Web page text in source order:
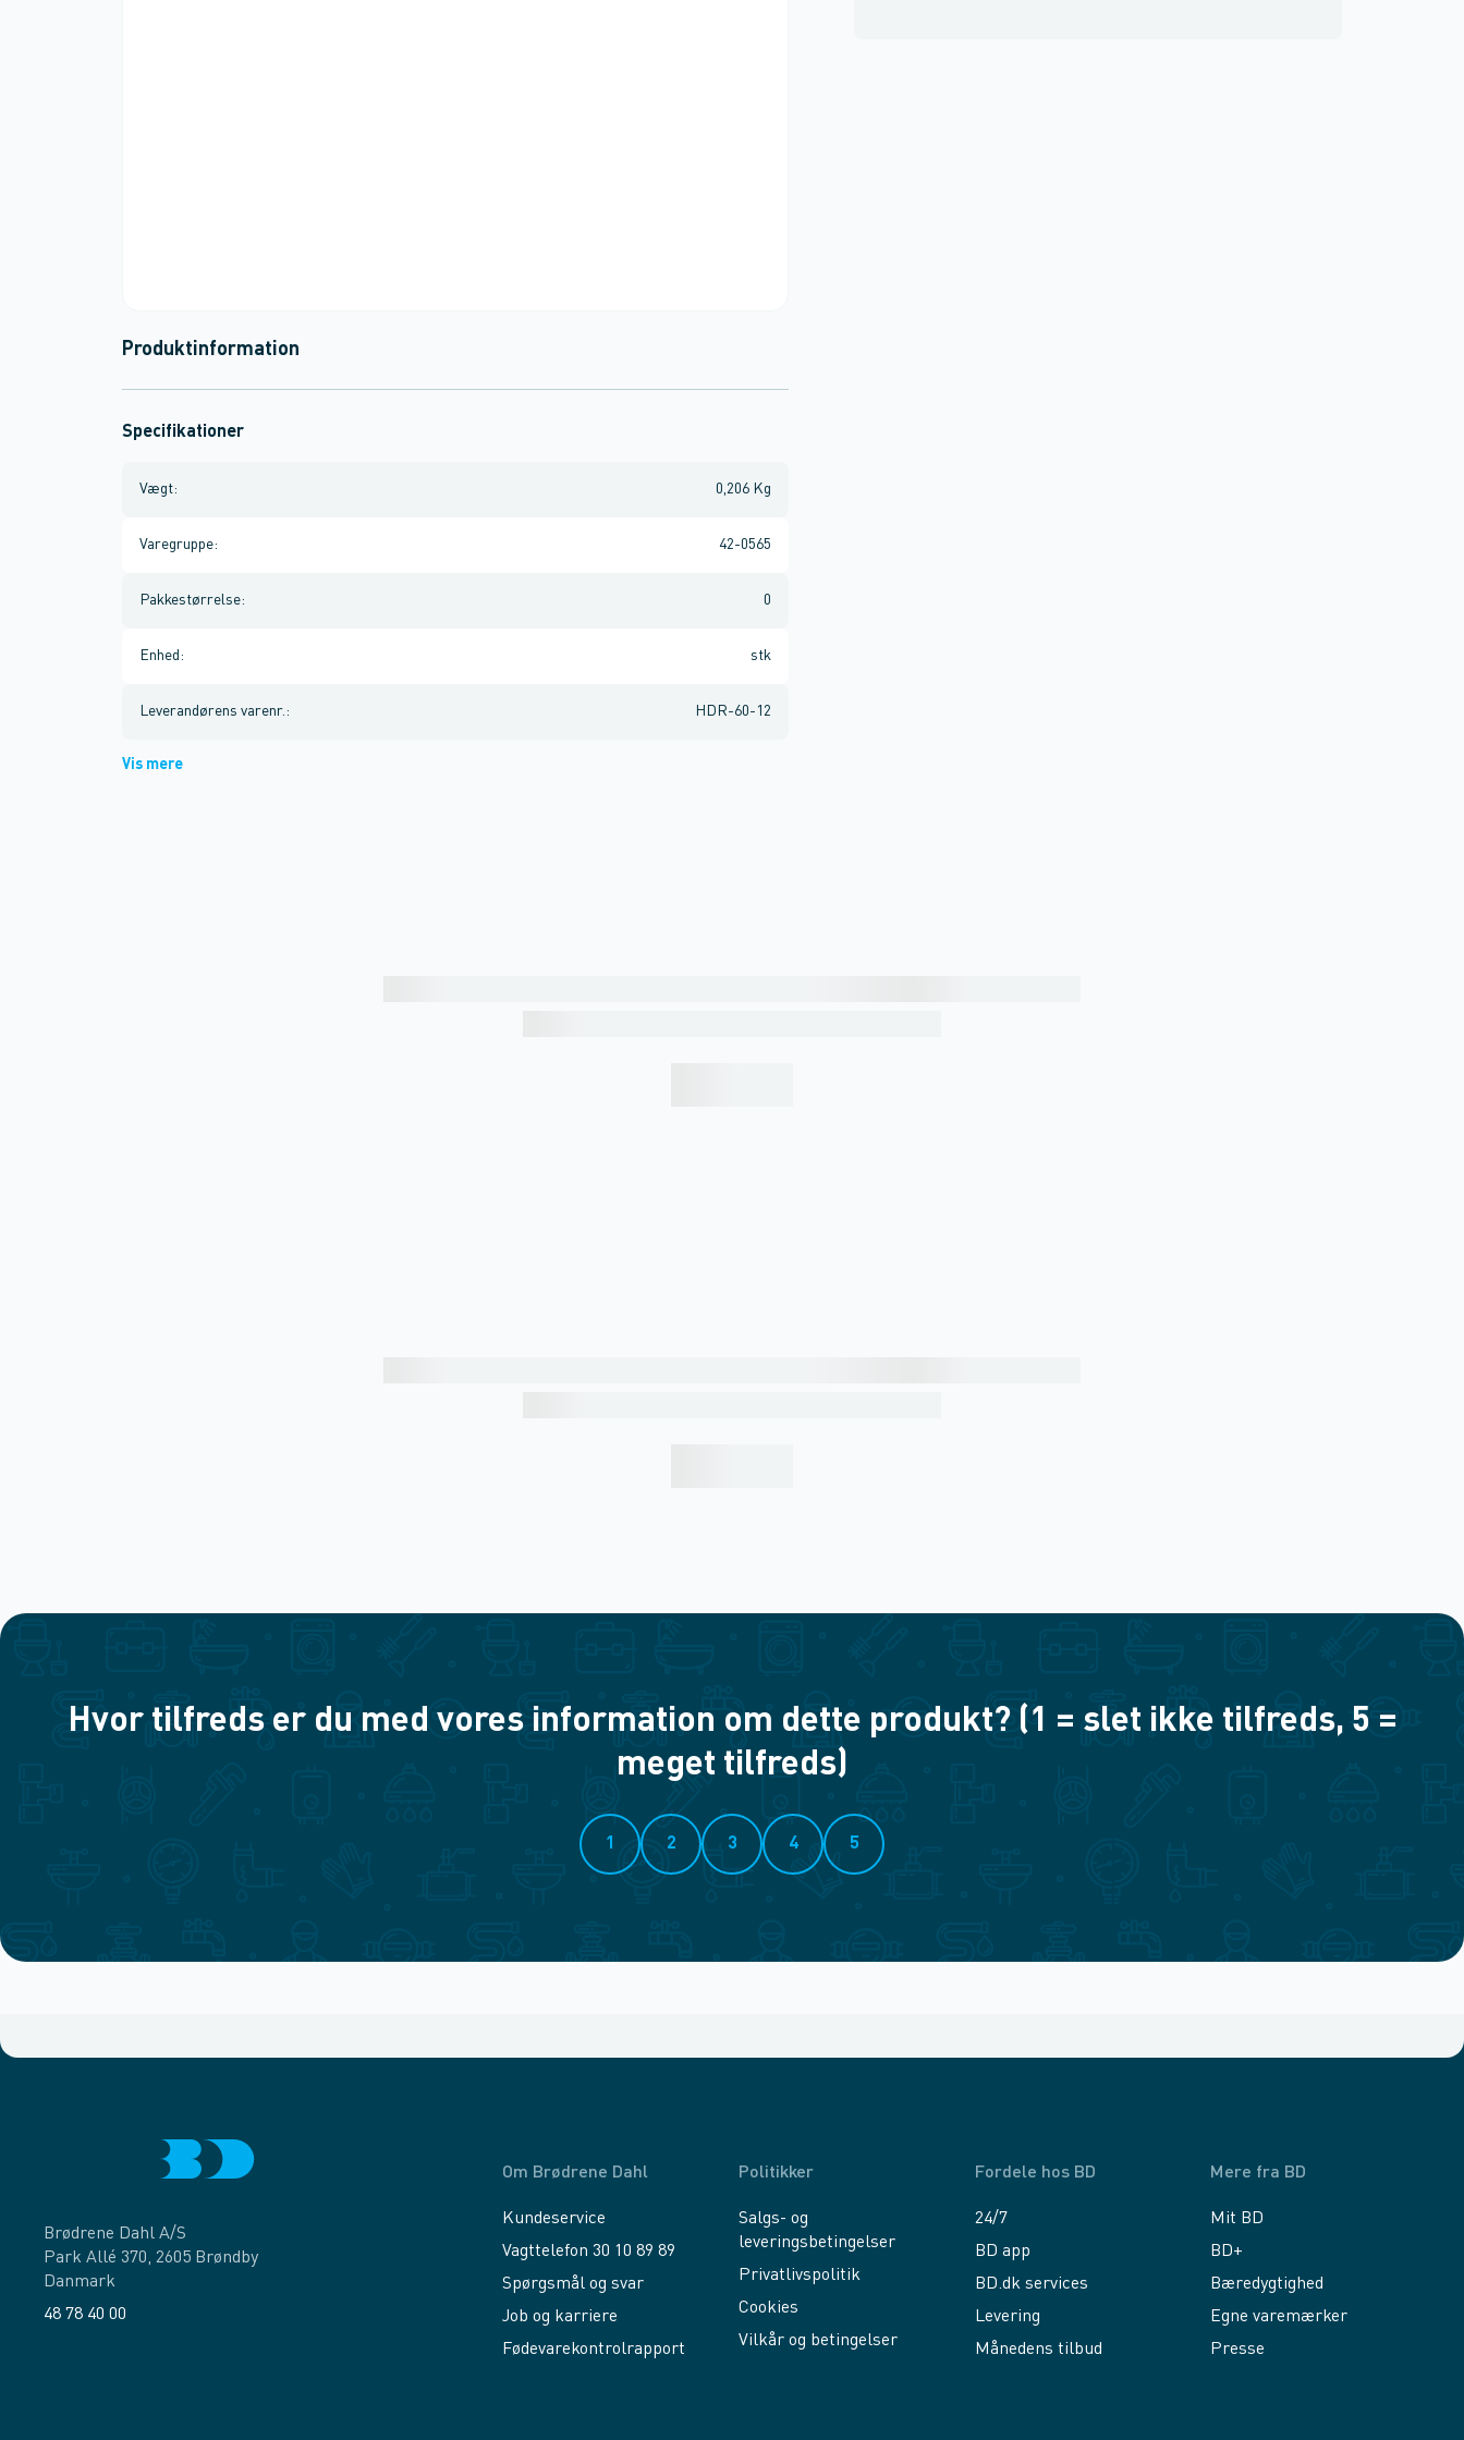
Produktinformation
Specifikationer
Vægt: 0,206 Kg
Varegruppe: 42-0565
Pakkestørrelse: 0
Enhed : stk
Leverandørens varenr. : HDR-60-12
Vis mere
Hvor tilfreds er du med vores information om dette produkt? (1 = slet ikke tilfreds, 5 =
meget tilfreds)
1 2 3 4 5
Brødrene Dahl A/S
Park Allé 370, 2605 Brøndby
Danmark
48 78 40 00
Om Brødrene Dahl
Kundeservice
Vagttelefon 30 10 89 89
Spørgsmål og svar
Job og karriere
Fødevarekontrolrapport
Politikker
Salgs- og
leveringsbetingelser
Privatlivspolitik
Cookies
Vilkår og betingelser
Fordele hos BD
24/7
BD app
BD.dk services
Levering
Månedens tilbud
Mere fra BD
Mit BD
BD+
Bæredygtighed
Egne varemærker
Presse